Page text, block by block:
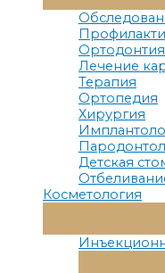
Ортодонтия
Лечение
Терапия
Ортопедия
Хирургия
Детская
Косметология